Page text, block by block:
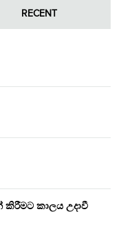
RECENT
කිරීමට කාලය උදාවී